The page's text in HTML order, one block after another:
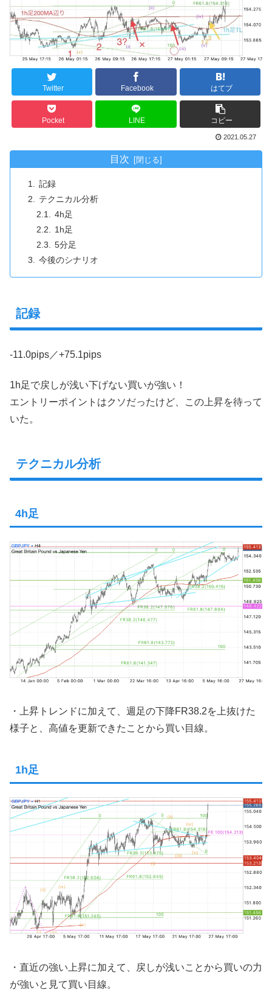
Twitter Facebook はてブ
Pocket LINE コピー
2021.05.27
目次
記録
テクニカル分析
4h足
1h足
5分足
今後のシナリオ
記録
-11.0pips／+75.1pips
1h足で戻しが浅い下げない買いが強い！
エントリーポイントはクソだったけど、この上昇を待って
いた。
テクニカル分析
4h足
・上昇トレンドに加えて、週足の下降FR38.2を上抜けた
様子と、高値を更新できたことから買い目線。
1h足
・直近の強い上昇に加えて、戻しが浅いことから買いの力
が強いと見て買い目線。